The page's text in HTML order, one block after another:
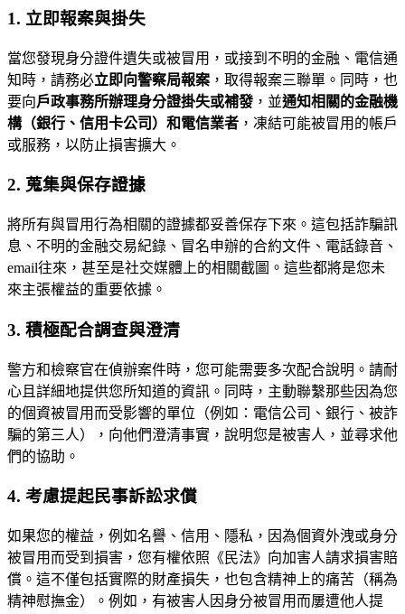
1. 立即報案與掛失
當您發現身分證件遺失或被冒用，或接到不明的金融、電信通
知時，請務必立即向警察局報案 ，取得報案三聯單。同時，也
要向戶政事務所辦理身分證掛失或補發 ，並通知相關的金融機
構（銀行、信用卡公司）和電信業者 ，凍結可能被冒用的帳戶
或服務，以防止損害擴大。
2. 蒐集與保存證據
將所有與冒用行為相關的證據都妥善保存下來。這包括詐騙訊
息、不明的金融交易紀錄、冒名申辦的合約文件、電話錄音、
email往來，甚至是社交媒體上的相關截圖。這些都將是您未
來主張權益的重要依據。
3. 積極配合調查與澄清
警方和檢察官在偵辦案件時，您可能需要多次配合說明。請耐
心且詳細地提供您所知道的資訊。同時，主動聯繫那些因為您
的個資被冒用而受影響的單位（例如：電信公司、銀行、被詐
騙的第三人），向他們澄清事實，說明您是被害人，並尋求他
們的協助。
4. 考慮提起民事訴訟求償
如果您的權益，例如名譽、信用、隱私，因為個資外洩或身分
被冒用而受到損害，您有權依照《民法》向加害人請求損害賠
償。這不僅包括實際的財產損失，也包含精神上的痛苦（稱為
精神慰撫金）。例如，有被害人因身分被冒用而屢遭他人提